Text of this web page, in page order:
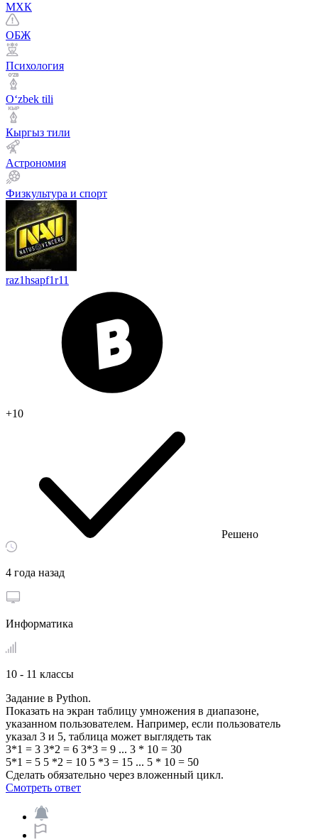
МХК
ОБЖ
Психология
Оʻzbek tili
Кыргыз тили
Астрономия
Физкультура и спорт
raz1hsapf1r11
+10
Решено
4 года назад
Информатика
10 - 11 классы
Задание в Python.
Показать на экран таблицу умножения в диапазоне,
указанном пользователем. Например, если пользователь
указал 3 и 5, таблица может выглядеть так
3*1 = 3 3*2 = 6 3*3 = 9 ... 3 * 10 = 30
5*1 = 5 5 *2 = 10 5 *3 = 15 ... 5 * 10 = 50
Сделать обязательно через вложенный цикл.
Смотреть ответ